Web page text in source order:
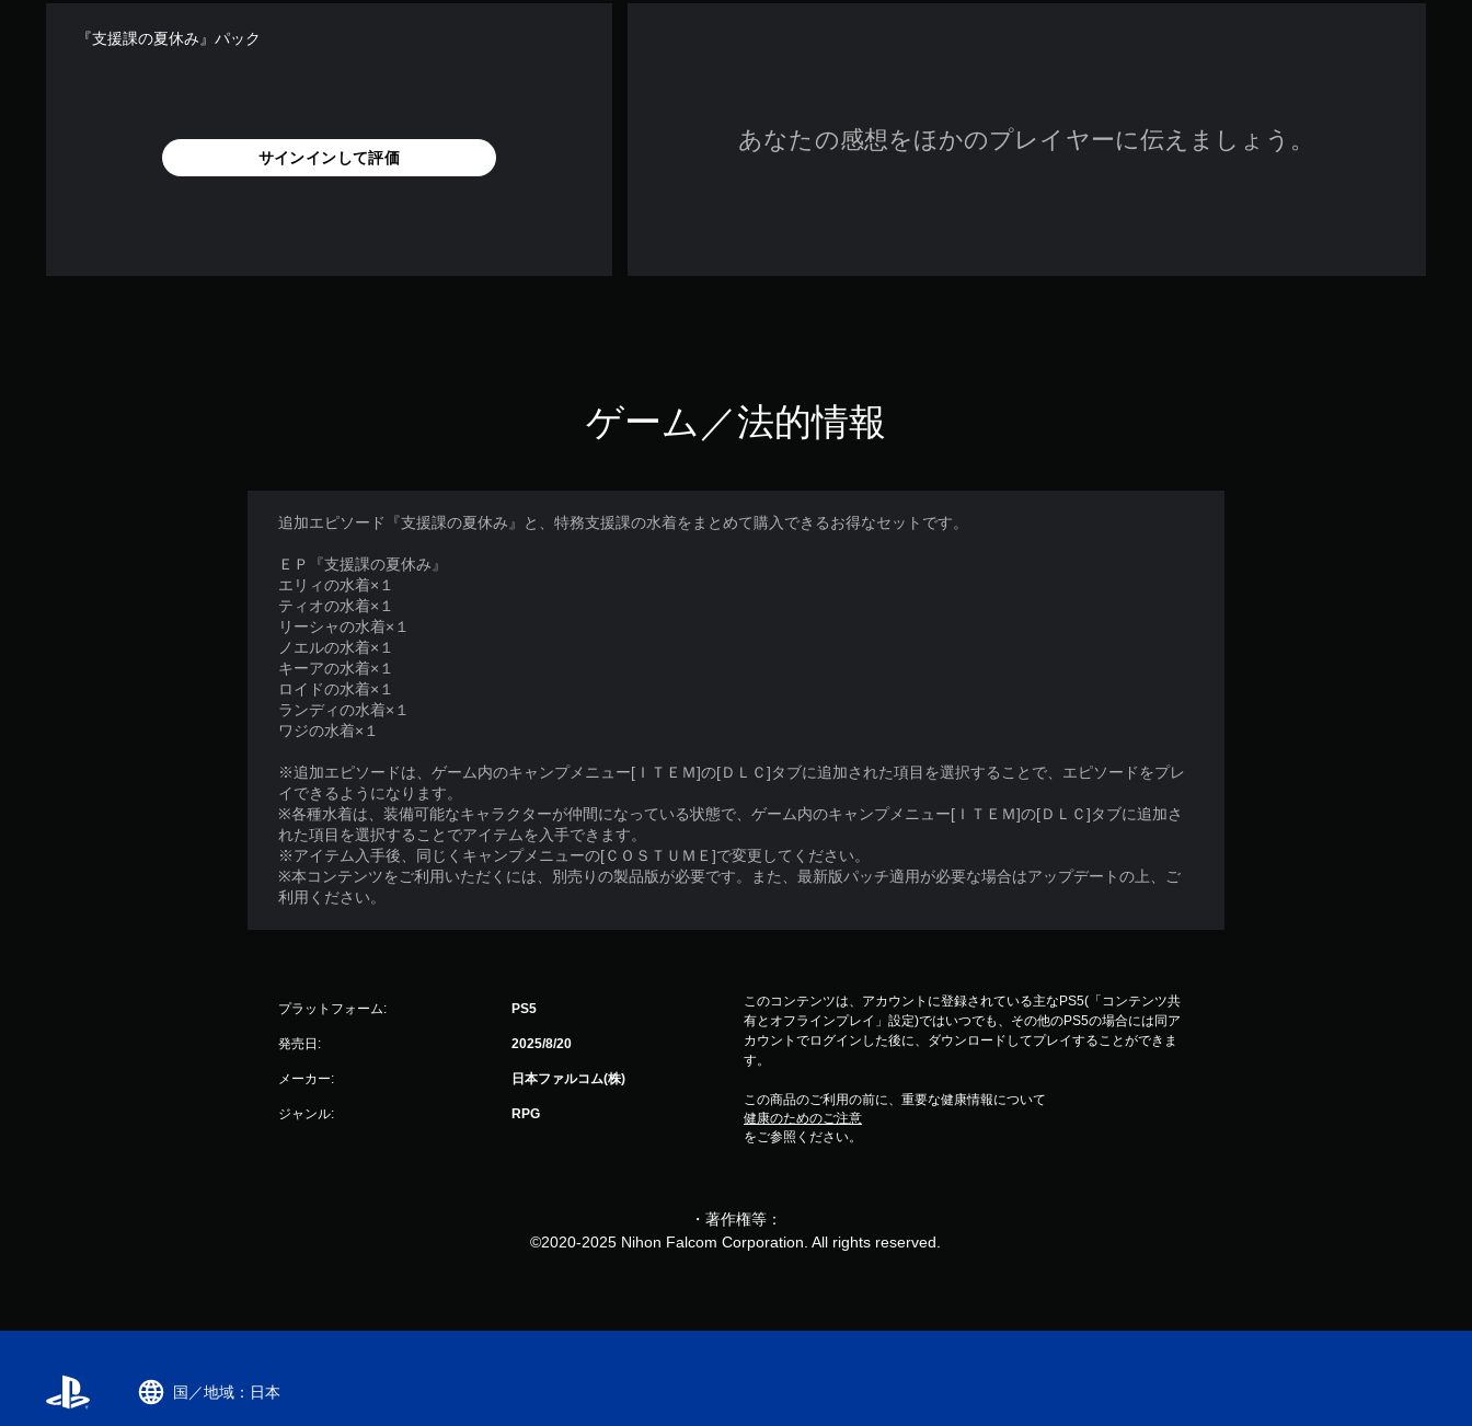
『支援課の夏休み』パック
サインインして評価
あなたの感想をほかのプレイヤーに伝えましょう。
ゲーム／法的情報
追加エピソード『支援課の夏休み』と、特務支援課の水着をまとめて購入できるお得なセットです。
ＥＰ『支援課の夏休み』
エリィの水着×１
ティオの水着×１
リーシャの水着×１
ノエルの水着×１
キーアの水着×１
ロイドの水着×１
ランディの水着×１
ワジの水着×１
※追加エピソードは、ゲーム内のキャンプメニュー[ＩＴＥＭ]の[ＤＬＣ]タブに追加された項目を選択することで、エピソードをプレ
イできるようになります。
※各種水着は、装備可能なキャラクターが仲間になっている状態で、ゲーム内のキャンプメニュー[ＩＴＥＭ]の[ＤＬＣ]タブに追加さ
れた項目を選択することでアイテムを入手できます。
※アイテム入手後、同じくキャンプメニューの[ＣＯＳＴＵＭＥ]で変更してください。
※本コンテンツをご利用いただくには、別売りの製品版が必要です。また、最新版パッチ適用が必要な場合はアップデートの上、ご
利用ください。
プラットフォーム: PS5
発売日: 2025/8/20
メーカー: 日本ファルコム(株)
ジャンル: RPG
このコンテンツは、アカウントに登録されている主なPS5(「コンテンツ共
有とオフラインプレイ」設定)ではいつでも、その他のPS5の場合には同ア
カウントでログインした後に、ダウンロードしてプレイすることができま
す。
この商品のご利用の前に、重要な健康情報について
健康のためのご注意
をご参照ください。
・著作権等：
©2020-2025 Nihon Falcom Corporation. All rights reserved.
国／地域：日本